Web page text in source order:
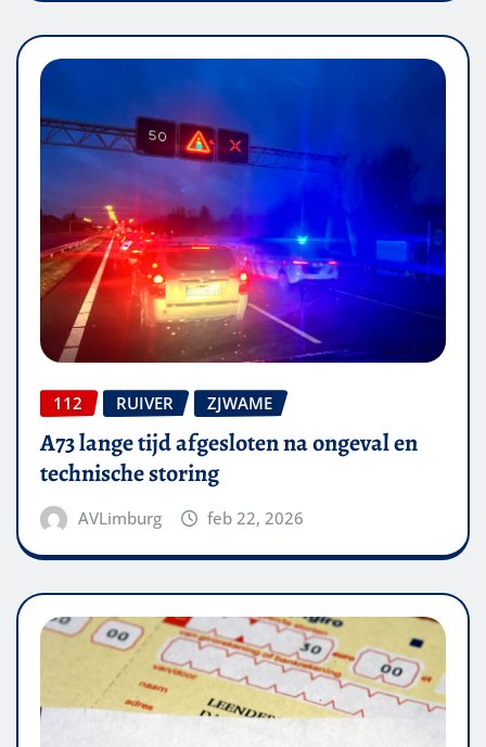
112 RUIVER ZJWAME
A73 lange tijd afgesloten na ongeval en
technische storing
AVLimburg feb 22, 2026